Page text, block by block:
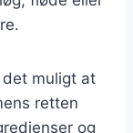
muligt at
retten
og